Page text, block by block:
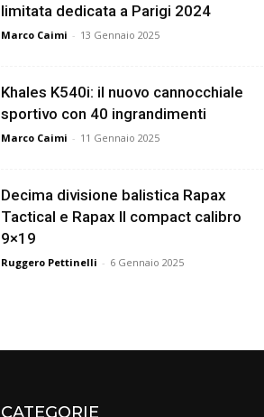
limitata dedicata a Parigi 2024
Marco Caimi - 13 Gennaio 2025
Khales K540i: il nuovo cannocchiale
sportivo con 40 ingrandimenti
Marco Caimi - 11 Gennaio 2025
Decima divisione balistica Rapax
Tactical e Rapax II compact calibro
9×19
Ruggero Pettinelli - 6 Gennaio 2025
CATEGORIE